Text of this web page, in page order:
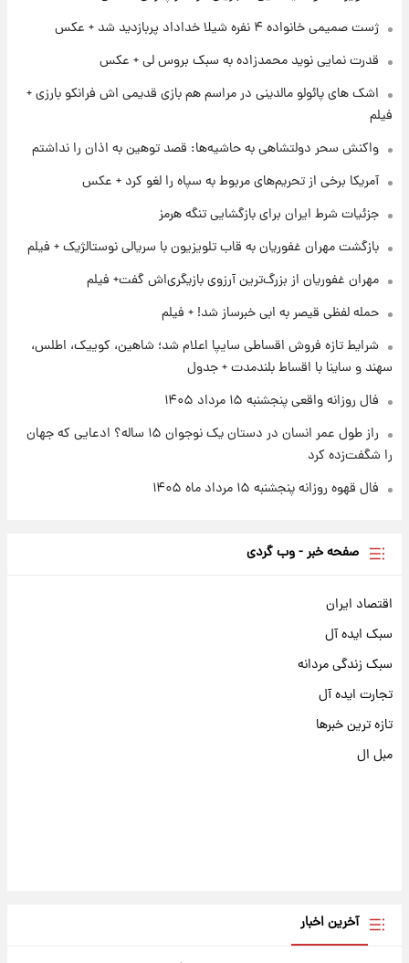
+ جدول
آغاز طرح جدید فروش مشارکت در تولید سایپا؛
سود مشارکت چند درصد است؟
۱ روز پیش
کار استقلال و رامین رضاییان رسما تمام شد +
عکس / خداحافظی صمیمانه آبی ها با رامین!
ژست صمیمی خانواده ۴ نفره شیلا خداداد پربازدید شد + عکس
قدرت نمایی نوید محمدزاده به سبک بروس لی + عکس
اشک های پائولو مالدینی در مراسم هم بازی قدیمی اش فرانکو بارزی +
فیلم
واکنش سحر دولتشاهی به حاشیه‌ها: قصد توهین به اذان را نداشتم
آمریکا برخی از تحریم‌های مربوط به سپاه را لغو کرد + عکس
جزئیات شرط ایران برای بازگشایی تنگه هرمز
بازگشت مهران غفوریان به قاب تلویزیون با سریالی نوستالژیک + فیلم
مهران غفوریان از بزرگ‌ترین آرزوی بازیگری‌اش گفت+ فیلم
حمله لفظی قیصر به ابی خبرساز شد! + فیلم
شرایط تازه فروش اقساطی سایپا اعلام شد؛ شاهین، کوییک، اطلس،
سهند و ساینا با اقساط بلندمدت + جدول
فال روزانه واقعی پنجشنبه ۱۵ مرداد ۱۴۰۵
راز طول عمر انسان در دستان یک نوجوان ۱۵ ساله؟ ادعایی که جهان
را شگفت‌زده کرد
فال قهوه روزانه پنجشنبه ۱۵ مرداد ماه ۱۴۰۵
صفحه خبر - وب گردی
اقتصاد ایران
سبک ایده آل
سبک زندگی مردانه
تجارت ایده آل
تازه ترین خبرها
مبل ال
آخرین اخبار